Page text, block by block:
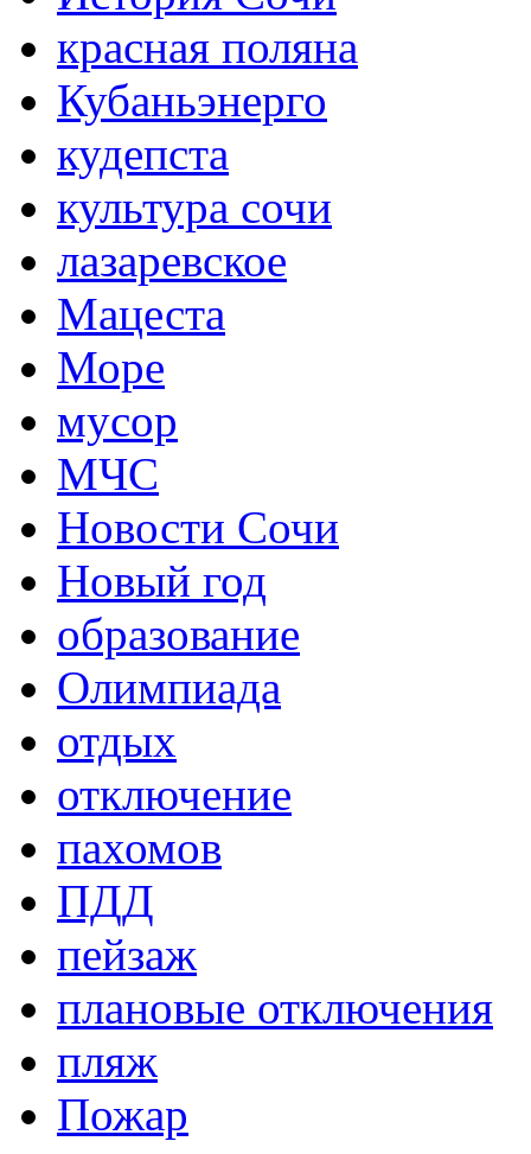
красная поляна
Кубаньэнерго
кудепста
культура сочи
лазаревское
Мацеста
Море
мусор
МЧС
Новости Сочи
Новый год
образование
Олимпиада
отдых
отключение
пахомов
ПДД
пейзаж
плановые отключения
пляж
Пожар